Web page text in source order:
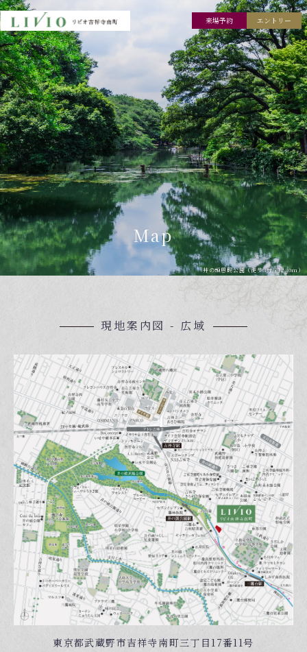
来場予約 エントリー
井の頭恩賜公園（徒歩3分/約230m）
Map
現地案内図 - 広域
東京都武蔵野市吉祥寺南町三丁目17番11号